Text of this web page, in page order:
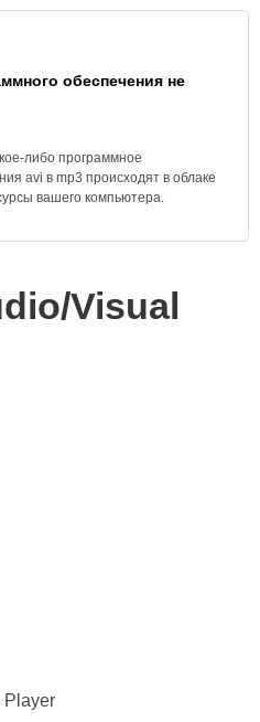
обеспечения не
либо программное
avi в mp3 происходят в облаке
вашего компьютера.
Visual
Player